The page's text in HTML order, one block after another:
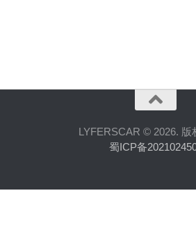
LYFERSCAR © 2026. 版
蜀ICP备